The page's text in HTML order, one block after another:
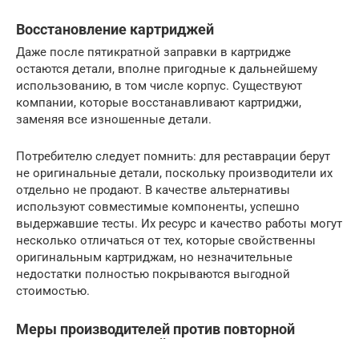
Восстановление картриджей
Даже после пятикратной заправки в картридже
остаются детали, вполне пригодные к дальнейшему
использованию, в том числе корпус. Существуют
компании, которые восстанавливают картриджи,
заменяя все изношенные детали.
Потребителю следует помнить: для реставрации берут
не оригинальные детали, поскольку производители их
отдельно не продают. В качестве альтернативы
используют совместимые компоненты, успешно
выдержавшие тесты. Их ресурс и качество работы могут
несколько отличаться от тех, которые свойственны
оригинальным картриджам, но незначительные
недостатки полностью покрываются выгодной
стоимостью.
Меры производителей против повторной